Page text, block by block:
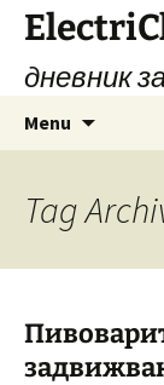
Skip
content
дневник
Menu
Tag